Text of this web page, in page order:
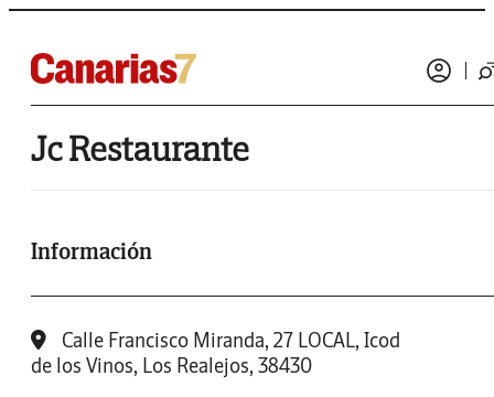
Jc Restaurante
Información
Calle Francisco Miranda, 27 LOCAL, Icod
de los Vinos, Los Realejos, 38430